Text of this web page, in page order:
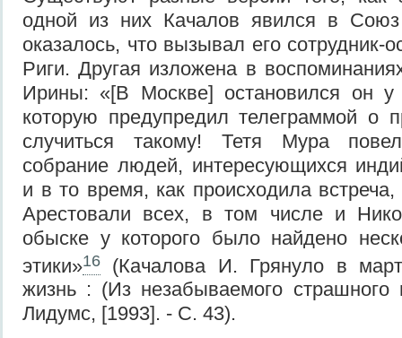
одной из них Качалов явился в Союз
оказалось, что вызывал его сотрудник-
Риги. Другая изложена в
Ирины: «[В Москве] остановился он у
которую предупредил телеграммой о
случиться такому! Тетя Мура
собрание людей, интересующихся
и в то время, как происходила
Арестовали всех, в том числе и
обыске у которого было найдено
этики»16
(Качалова И. Грянуло в
жизнь : (Из незабываемого
Лидумс, [1993]. - С. 43).